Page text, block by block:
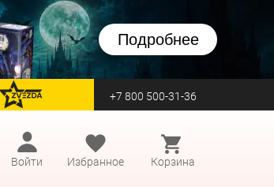
Подробнее
перейти на Zvezda +7 800 500-31-36
Войти
Избранное Корзина